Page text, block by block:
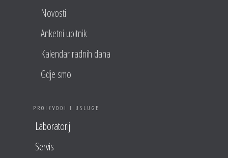
Novosti
Anketni upitnik
Kalendar radnih dana
Gdje smo
PROIZVODI I USLUGE
Laboratorij
Servis